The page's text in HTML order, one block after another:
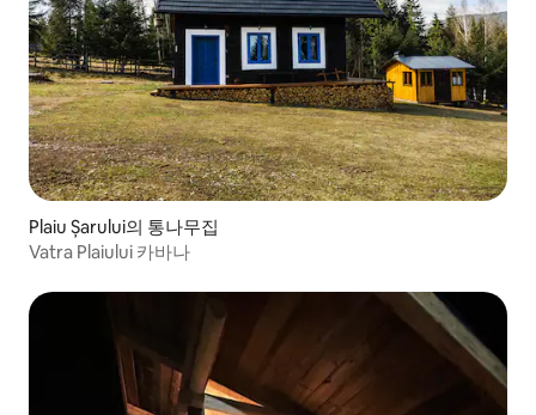
Plaiu Șarului의 통나무집
Vatra Plaiului 카바나